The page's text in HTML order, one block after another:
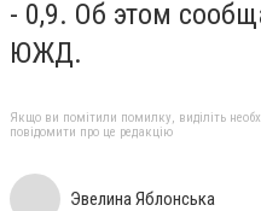
- 0,9. Об этом
ЮЖД.
Якщо ви помітили помилку, виділіть
повідомити про це редакцію
Эвелина Яблонська